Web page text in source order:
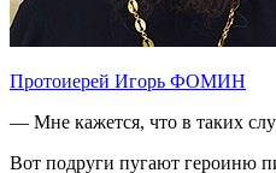
Протоиерей Игорь ФОМИН
— Мне кажется, что в таких
Вот подруги пугают героиню